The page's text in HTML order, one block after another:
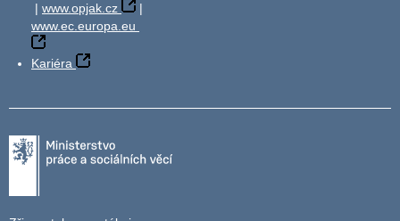
| www.opjak.cz
|
www.ec.europa.eu
Kariéra